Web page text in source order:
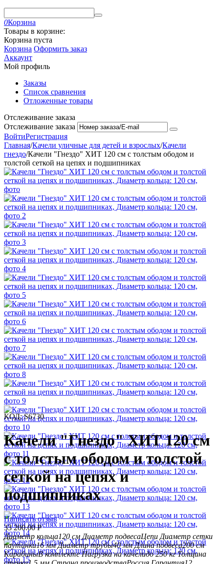
0Корзина
Товары в корзине:
Корзина пуста
Корзина Оформить заказ
Аккаунт
Мой профиль
Заказы
Список сравнения
Отложенные товары
Отслеживание заказа
Отслеживание заказа
ВойтиРегистрация
Главная/Качели уличные для детей и взрослых/Качели
гнездо/Качели "Гнездо" ХИТ 120 см с толстым ободом и
толстой сеткой на цепях и подшипниках
КОД: S6730
Качели "Гнездо" ХИТ 120 см
с толстым ободом и толстой
сеткой на цепях и
подшипниках
Написать отзыв
33 200.00 Р
Диаметр кольца120 см Диаметр подвесаЦепи Диаметр сетки
паутинки16 мм Диаметр трубы40 мм Длина подвеса200 см
КарабиныВ комплекте Нагрузка на качелидо 250 кг Толщина